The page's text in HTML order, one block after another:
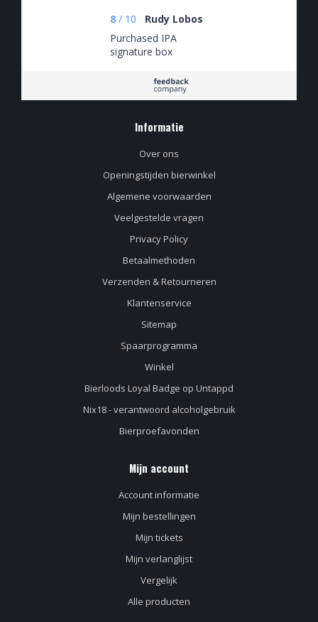
8 / 10
Rudy Lobos
Purchased IPA
signature box
Informatie
Over ons
Openingstijden bierwinkel
Algemene voorwaarden
Veelgestelde vragen
Privacy Policy
Betaalmethoden
Verzenden & Retourneren
Klantenservice
Sitemap
Spaarprogramma
Winkel
Bierloods Loyal Badge op Untappd
Nix18 - verantwoord alcoholgebruik
Bierproefavonden
Mijn account
Account informatie
Mijn bestellingen
Mijn tickets
Mijn verlanglijst
Vergelijk
Alle producten